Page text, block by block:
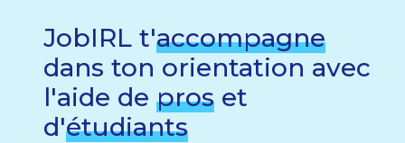
JobIRL t'accompagne
dans ton orientation avec
l'aide de pros et
d'étudiants